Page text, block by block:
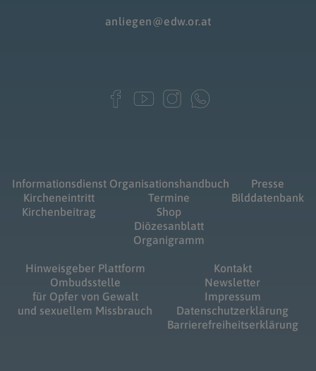
anliegen@edw.or.at
Informationsdienst
Kircheneintritt
Kirchenbeitrag
Organisationshandbuch
Termine
Shop
Diözesanblatt
Organigramm
Presse
Bilddatenbank
Hinweisgeber Plattform
Ombudsstelle
für Opfer von Gewalt
und sexuellem Missbrauch
Kontakt
Newsletter
Impressum
Datenschutzerklärung
Barrierefreiheitserklärung